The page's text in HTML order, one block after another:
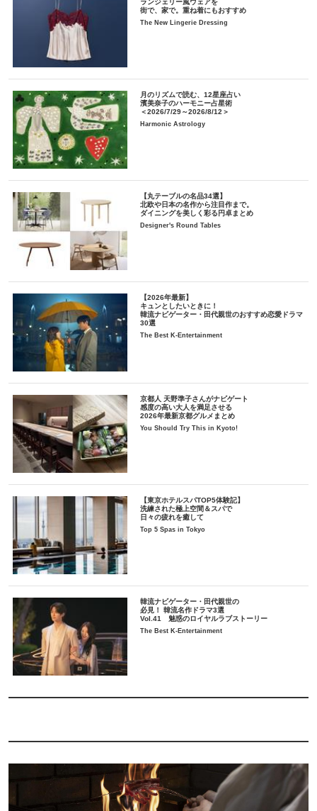
街で、家で。重ね着にもおすすめ
The New Lingerie Dressing
月のリズムで読む、12星座占い
濱美奈子のハーモニー占星術
＜2026/7/29～2026/8/12＞
Harmonic Astrology
【丸テーブルの名品34選】
北欧や日本の名作から注目作まで。
ダイニングを美しく彩る円卓まとめ
Designer's Round Tables
【2026年最新】
キュンとしたいときに！
韓流ナビゲーター・田代親世のおすすめ恋愛ドラマ
30選
The Best K-Entertainment
京都人 天野準子さんがナビゲート
感度の高い大人を満足させる
2026年最新京都グルメまとめ
You Should Try This in Kyoto!
【東京ホテルスパTOP5体験記】
洗練された極上空間＆スパで
日々の疲れを癒して
Top 5 Spas in Tokyo
韓流ナビゲーター・田代親世の
必見！ 韓流名作ドラマ3選
Vol.41 魅惑のロイヤルラブストーリー
The Best K-Entertainment